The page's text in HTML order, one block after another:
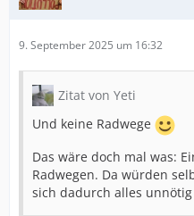
9. September 2025 um 16:32
Zitat von Yeti
Und keine Radwege
Das wäre doch mal was:
Radwegen. Da würden
sich dadurch alles